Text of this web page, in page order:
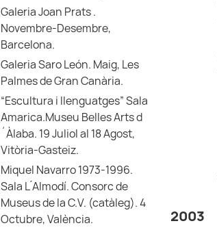
Galeria Joan Prats .
Novembre-Desembre,
Barcelona.
Galeria Saro León. Maig, Les
Palmes de Gran Canària.
“Escultura i llenguatges” Sala
Amarica.Museu Belles Arts d
´Àlaba. 19 Juliol al 18 Agost,
Vitòria-Gasteiz.
Miquel Navarro 1973-1996.
Sala L ́Almodí. Consorc de
Museus de la C.V. (catàleg). 4
Octubre, València.
2003